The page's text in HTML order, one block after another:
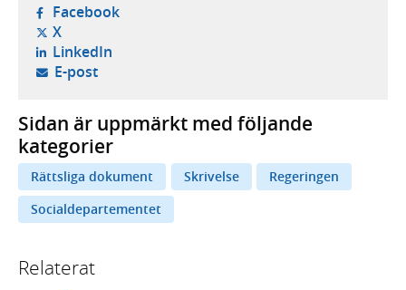
Facebook- öppnas i ny flik, extern webbplats,
X- öppnas i ny flik, extern webbplats,
LinkedIn- öppnas i ny flik, extern webbplats,
E-post- öppnar din e-postklient,
Sidan är uppmärkt med följande
kategorier
Rättsliga dokument Skrivelse
Regeringen
Socialdepartementet
Relaterat